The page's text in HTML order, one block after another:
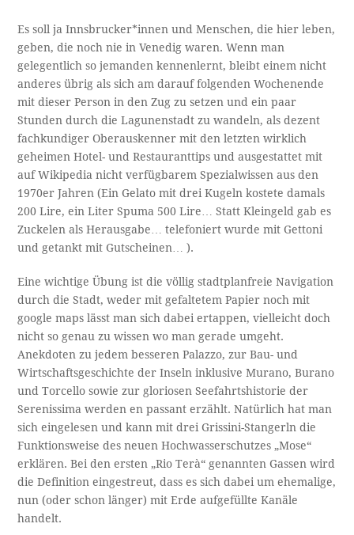
Es soll ja Innsbrucker*innen und Menschen, die hier leben,
geben, die noch nie in Venedig waren. Wenn man
gelegentlich so jemanden kennenlernt, bleibt einem nicht
anderes übrig als sich am darauf folgenden Wochenende
mit dieser Person in den Zug zu setzen und ein paar
Stunden durch die Lagunenstadt zu wandeln, als dezent
fachkundiger Oberauskenner mit den letzten wirklich
geheimen Hotel- und Restauranttips und ausgestattet mit
auf Wikipedia nicht verfügbarem Spezialwissen aus den
1970er Jahren (Ein Gelato mit drei Kugeln kostete damals
200 Lire, ein Liter Spuma 500 Lire… Statt Kleingeld gab es
Zuckelen als Herausgabe… telefoniert wurde mit Gettoni
und getankt mit Gutscheinen… ).
Eine wichtige Übung ist die völlig stadtplanfreie Navigation
durch die Stadt, weder mit gefaltetem Papier noch mit
google maps lässt man sich dabei ertappen, vielleicht doch
nicht so genau zu wissen wo man gerade umgeht.
Anekdoten zu jedem besseren Palazzo, zur Bau- und
Wirtschaftsgeschichte der Inseln inklusive Murano, Burano
und Torcello sowie zur gloriosen Seefahrtshistorie der
Serenissima werden en passant erzählt. Natürlich hat man
sich eingelesen und kann mit drei Grissini-Stangerln die
Funktionsweise des neuen Hochwasserschutzes „Mose“
erklären. Bei den ersten „Rio Terà“ genannten Gassen wird
die Definition eingestreut, dass es sich dabei um ehemalige,
nun (oder schon länger) mit Erde aufgefüllte Kanäle
handelt.